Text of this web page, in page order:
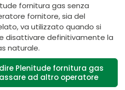
fornitura gas senza
fornitore, sia del
va utilizzato quando si
disattivare definitivamente la
naturale.
Plenitude fornitura gas
ad altro operatore